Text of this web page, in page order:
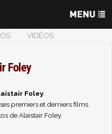
VIDÉOS
Foley
Foley.
premiers et derniers films.
de Alaistair Foley.